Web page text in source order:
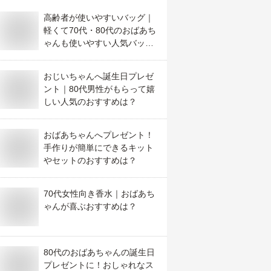
高齢者が使いやすいバッグ｜
軽くて70代・80代のおばあち
ゃんも使いやすい人気バッグ
おじいちゃんへ誕生日プレゼ
ント｜80代男性がもらって嬉
しい人気のおすすめは？
おばあちゃんへプレゼント！
手作りが簡単にできるキット
やセットのおすすめは？
70代女性向き香水｜おばあち
ゃんが喜ぶおすすめは？
80代のおばあちゃんの誕生日
プレゼントに！おしゃれなス